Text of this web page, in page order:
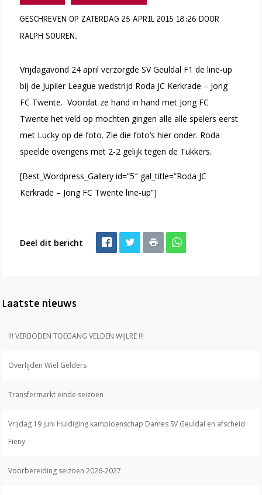
GESCHREVEN OP ZATERDAG 25 APRIL 2015 18:26 DOOR
RALPH SOUREN.
Vrijdagavond 24 april verzorgde SV Geuldal F1 de line-up
bij de Jupiler League wedstrijd Roda JC Kerkrade – Jong
FC Twente. Voordat ze hand in hand met Jong FC
Twente het veld op mochten gingen alle alle spelers eerst
met Lucky op de foto. Zie die foto’s hier onder. Roda
speelde overigens met 2-2 gelijk tegen de Tukkers.
[Best_Wordpress_Gallery id=”5″ gal_title=”Roda JC
Kerkrade – Jong FC Twente line-up”]
Deel dit bericht
Laatste nieuws
!!! VERBODEN TOEGANG VELDEN WIJLRE !!!
Overlijden Wiel Gelders
Transfermarkt einde seizoen
Vrijdag 19 juni Huldiging kampioenschap Dames SV Geuldal en afscheid
Fieny.
Voorbereiding seizoen 2026-2027